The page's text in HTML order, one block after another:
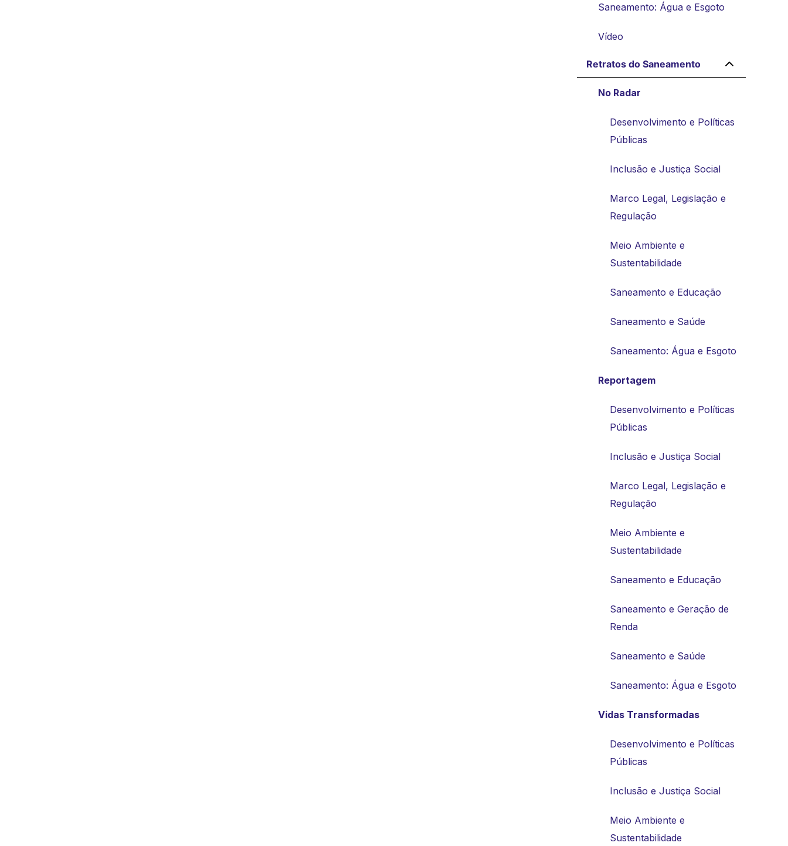
Saneamento: Água e Esgoto
Vídeo
Retratos do Saneamento
No Radar
Desenvolvimento e Políticas
Públicas
Inclusão e Justiça Social
Marco Legal, Legislação e
Regulação
Meio Ambiente e
Sustentabilidade
Saneamento e Educação
Saneamento e Saúde
Saneamento: Água e Esgoto
Reportagem
Desenvolvimento e Políticas
Públicas
Inclusão e Justiça Social
Marco Legal, Legislação e
Regulação
Meio Ambiente e
Sustentabilidade
Saneamento e Educação
Saneamento e Geração de
Renda
Saneamento e Saúde
Saneamento: Água e Esgoto
Vidas Transformadas
Desenvolvimento e Políticas
Públicas
Inclusão e Justiça Social
Meio Ambiente e
Sustentabilidade